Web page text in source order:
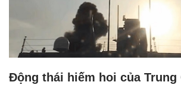
Động thái hiếm hoi của Trung